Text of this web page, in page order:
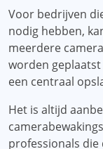
Voor bedrijven
nodig hebben,
meerdere
worden
een centraal
Het is altijd
professionals